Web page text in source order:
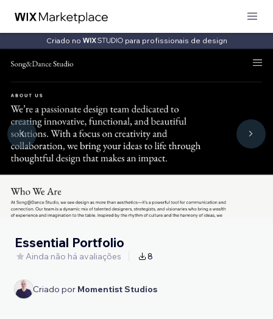
Criado no para profissionais de design
Essential Portfolio
Ainda não há avaliações 8
Criado por Momentist Studios